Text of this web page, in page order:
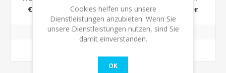
€9,60 inkl. Steuer
Erdung (SL-Rack)
€6,00 inkl. Steuer
Cookies helfen uns unsere
Dienstleistungen anzubieten. Wenn Sie
unsere Dienstleistungen nutzen, sind Sie
damit einverstanden.
OK